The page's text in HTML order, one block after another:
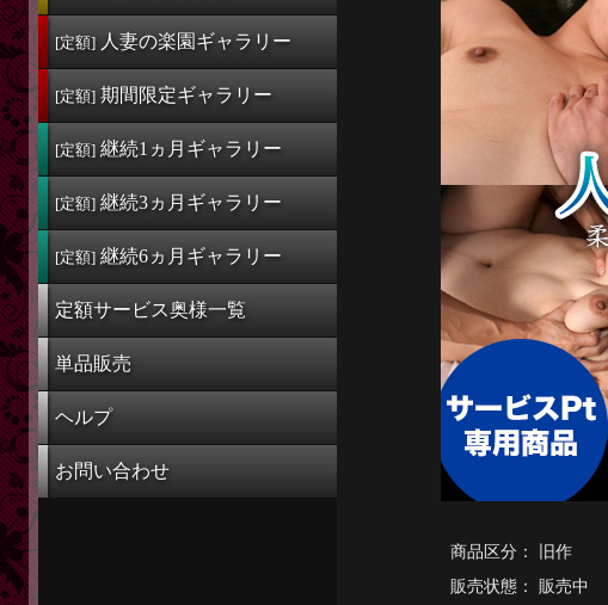
[定額] 人妻楽園ギャラリー
[定額] 期間限定ギャラリー
[定額] 継続1カ月ギャラリー
[定額] 継続3カ月ギャラリー
[定額] 継続6カ月ギャラリー
定額奥様一覧
単品販売
ヘルプ
お問い合わせ
[定額] 人妻の楽園ギャラリー
[定額] 期間限定ギャラリー
[定額] 継続1ヵ月 ギャラリー
[定額] 継続3ヵ月 ギャラリー
[定額] 継続6ヵ月 ギャラリー
定額サービス奥様一覧
単品販売
ヘルプ
お問い合わせ
商品区分： 旧作
販売状態： 販売中